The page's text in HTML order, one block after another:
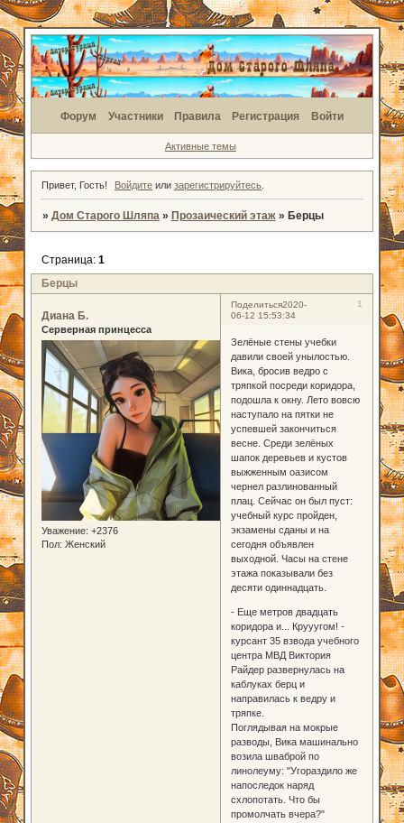
Форум Участники Правила Регистрация Войти
Активные темы
Привет, Гость! Войдите илизарегистрируйтесь
» Дом Старого Шляпа » Прозаический этаж » Берцы
Берцы
Страница: 1
Поделиться 1
2020-
06-12 15:53:34
Диана Б.
Серверная принцесса
Уважение: +2376
Пол: Женский
Зелёные стены учебки
давили своей унылостью.
Вика, бросив ведро с
тряпкой посреди коридора,
подошла к окну. Лето вовсю
наступало на пятки не
успевшей закончиться
весне. Среди зелёных
шапок деревьев и кустов
выжженным оазисом
чернел разлинованный
плац. Сейчас он был пуст:
учебный курс пройден,
экзамены сданы и на
сегодня объявлен
выходной. Часы на стене
этажа показывали без
десяти одиннадцать.
- Еще метров двадцать
коридора и... Крууугом! -
курсант 35 взвода учебного
центра МВД Виктория
Райдер развернулась на
каблуках берц и
направилась к ведру и
тряпке.
Поглядывая на мокрые
разводы, Вика машинально
возила шваброй по
линолеуму: "Угораздило же
напоследок наряд
схлопотать. Что бы
промолчать вчера?"